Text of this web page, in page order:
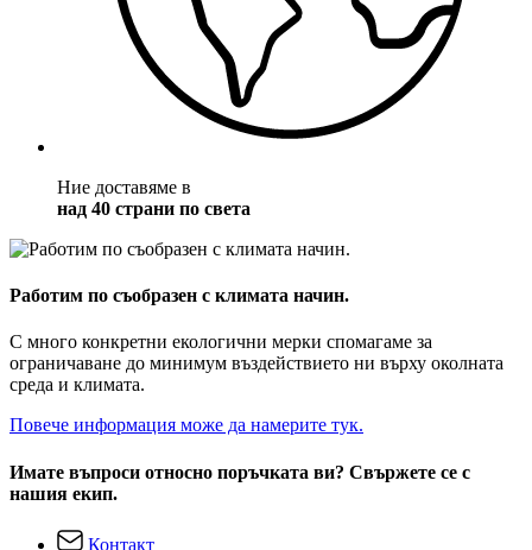
Ние доставяме в
над 40 страни по света
Работим по съобразен с климата начин.
С много конкретни екологични мерки спомагаме за
ограничаване до минимум въздействието ни върху околната
среда и климата.
Повече информация може да намерите тук.
Имате въпроси относно поръчката ви? Свържете се с
нашия екип.
Контакт